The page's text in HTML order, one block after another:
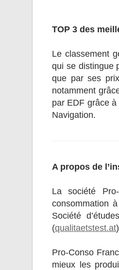
TOP 3 des
Le classement
qui se distingue
que par ses
notamment
par EDF grâce
Navigation.
A propos de
La société
consommation
Société
(qualitaetstest.at
Pro-Conso
mieux les